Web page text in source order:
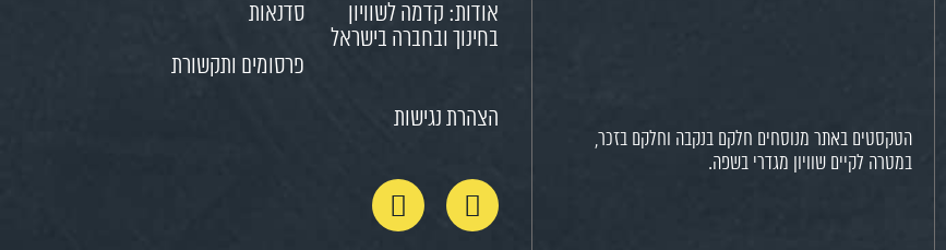
הטקסטים באתר מנוסחים חלקם בנקבה וחלקם בזכר,
במטרה לקיים שוויון מגדרי בשפה.
אודות: קדמה לשוויון
בחינוך ובחברה בישראל
סדנאות
פרסומים ותקשורת
הצהרת נגישות